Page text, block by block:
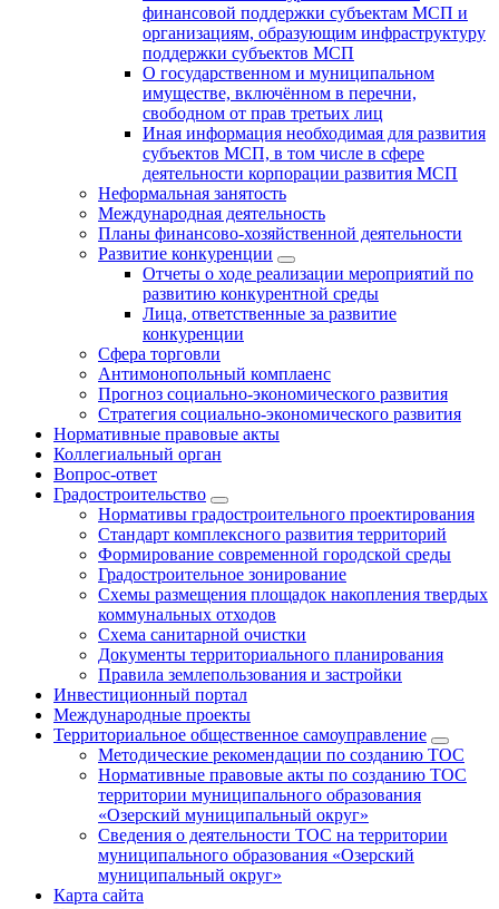
финансовой поддержки субъектам МСП и
организациям, образующим инфраструктуру
поддержки субъектов МСП
О государственном и муниципальном
имуществе, включённом в перечни,
свободном от прав третьих лиц
Иная информация необходимая для развития
субъектов МСП, в том числе в сфере
деятельности корпорации развития МСП
Неформальная занятость
Международная деятельность
Планы финансово-хозяйственной деятельности
Развитие конкуренции
Отчеты о ходе реализации мероприятий по
развитию конкурентной среды
Лица, ответственные за развитие
конкуренции
Сфера торговли
Антимонопольный комплаенс
Прогноз социально-экономического развития
Стратегия социально-экономического развития
Нормативные правовые акты
Коллегиальный орган
Вопрос-ответ
Градостроительство
Нормативы градостроительного проектирования
Стандарт комплексного развития территорий
Формирование современной городской среды
Градостроительное зонирование
Схемы размещения площадок накопления твердых
коммунальных отходов
Схема санитарной очистки
Документы территориального планирования
Правила землепользования и застройки
Инвестиционный портал
Международные проекты
Территориальное общественное самоуправление
Методические рекомендации по созданию ТОС
Нормативные правовые акты по созданию ТОС
территории муниципального образования
«Озерский муниципальный округ»
Сведения о деятельности ТОС на территории
муниципального образования «Озерский
муниципальный округ»
Карта сайта